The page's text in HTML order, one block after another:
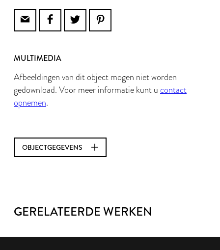
MULTIMEDIA
Afbeeldingen van dit object mogen niet worden
gedownload. Voor meer informatie kunt u contact
opnemen.
OBJECTGEGEVENS
GERELATEERDE WERKEN